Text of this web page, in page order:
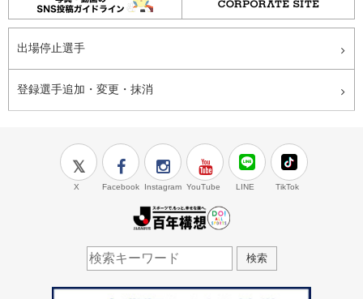
出場停止選手
登録選手追加・変更・抹消
X Facebook Instagram YouTube LINE TikTok
検索